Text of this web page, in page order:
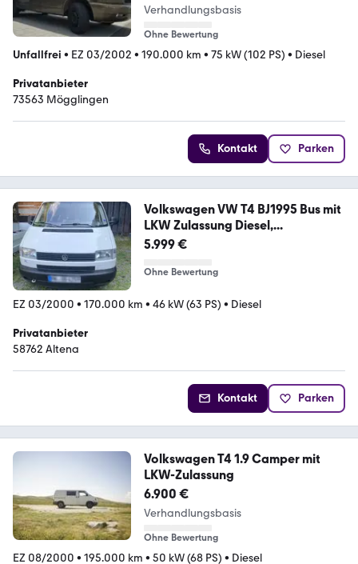
Verhandlungsbasis
Ohne Bewertung
Unfallfrei • EZ 03/2002 • 190.000 km • 75 kW (102 PS) • Diesel
Privatanbieter
73563 Mögglingen
Kontakt Parken
Volkswagen VW T4 BJ1995 Bus mit
LKW Zulassung Diesel,...
5.999 €
Ohne Bewertung
EZ 03/2000 • 170.000 km • 46 kW (63 PS) • Diesel
Privatanbieter
58762 Altena
Kontakt Parken
Volkswagen T4 1.9 Camper mit
LKW-Zulassung
6.900 €
Verhandlungsbasis
Ohne Bewertung
EZ 08/2000 • 195.000 km • 50 kW (68 PS) • Diesel